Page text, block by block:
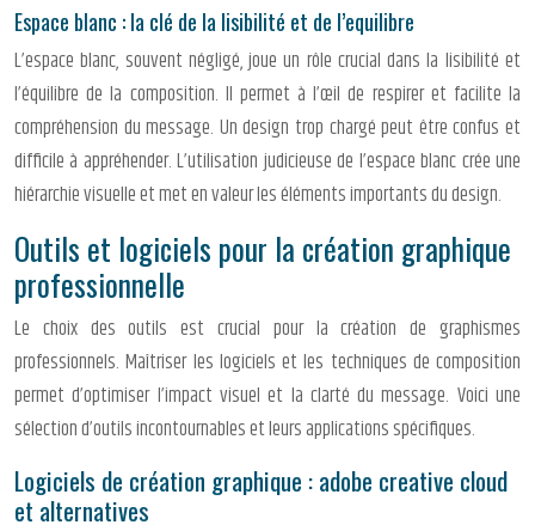
Espace blanc : la clé de la lisibilité et de l’equilibre
L’espace blanc, souvent négligé, joue un rôle crucial dans la lisibilité et
l’équilibre de la composition. Il permet à l’œil de respirer et facilite la
compréhension du message. Un design trop chargé peut être confus et
difficile à appréhender. L’utilisation judicieuse de l’espace blanc crée une
hiérarchie visuelle et met en valeur les éléments importants du design.
Outils et logiciels pour la création graphique
professionnelle
Le choix des outils est crucial pour la création de graphismes
professionnels. Maîtriser les logiciels et les techniques de composition
permet d’optimiser l’impact visuel et la clarté du message. Voici une
sélection d’outils incontournables et leurs applications spécifiques.
Logiciels de création graphique : adobe creative cloud
et alternatives